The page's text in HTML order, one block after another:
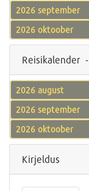
2026 september
2026 oktoober
Reisikalender
2026 august
2026 september
2026 oktoober
Kirjeldus